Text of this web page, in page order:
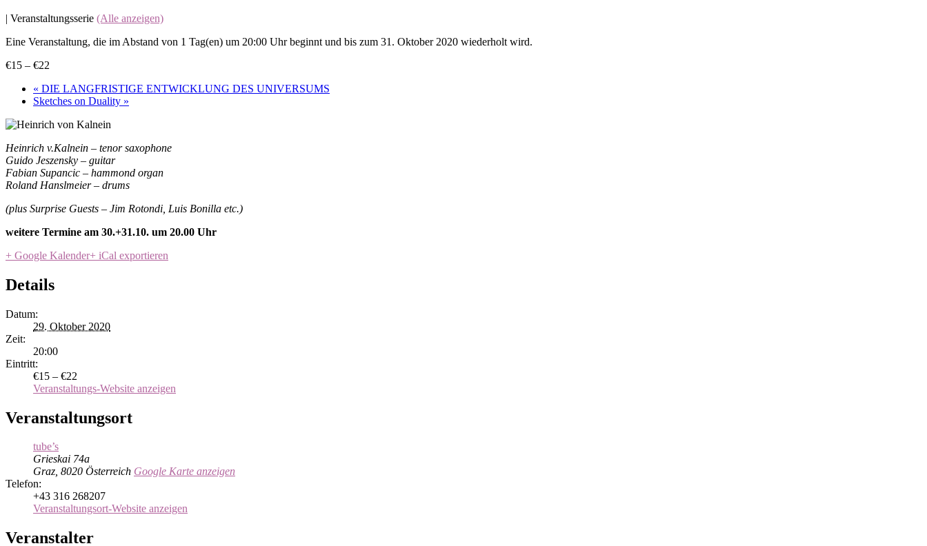
| Veranstaltungsserie (Alle anzeigen)
Eine Veranstaltung, die im Abstand von 1 Tag(en) um 20:00 Uhr beginnt und bis zum 31. Oktober 2020 wiederholt wird.
€15 – €22
« DIE LANGFRISTIGE ENTWICKLUNG DES UNIVERSUMS
Sketches on Duality »
Heinrich v.Kalnein – tenor saxophone
Guido Jeszensky – guitar
Fabian Supancic – hammond organ
Roland Hanslmeier – drums
(plus Surprise Guests – Jim Rotondi, Luis Bonilla etc.)
weitere Termine am 30.+31.10. um 20.00 Uhr
+ Google Kalender+ iCal exportieren
Details
Datum:
29. Oktober 2020
Zeit:
20:00
Eintritt:
€15 – €22
Veranstaltungs-Website anzeigen
Veranstaltungsort
tube’s
Grieskai 74a
Graz, 8020 Österreich Google Karte anzeigen
Telefon:
+43 316 268207
Veranstaltungsort-Website anzeigen
Veranstalter